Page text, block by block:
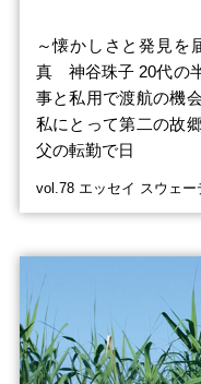
～懐かしさと発見を
真 神谷珠子 20代の
事と私用で渡航の機
私にとって第二の故
父の転勤で日
vol.78 エッセイ スウェー